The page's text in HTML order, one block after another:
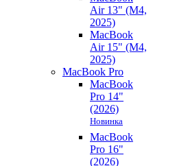
Air 13" (M4,
2025)
MacBook
Air 15" (M4,
2025)
MacBook Pro
MacBook
Pro 14"
(2026)
Новинка
MacBook
Pro 16"
(2026)